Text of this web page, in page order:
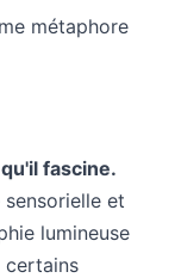
métaphore
fascine.
et
lumineuse
certains